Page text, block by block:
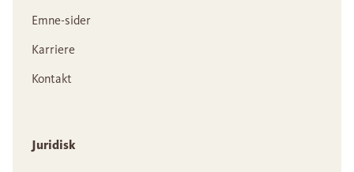
Emne-sider
Karriere
Kontakt
Juridisk